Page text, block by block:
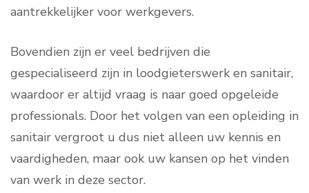
aantrekkelijker voor werkgevers.
Bovendien zijn er veel bedrijven die
gespecialiseerd zijn in loodgieterswerk en sanitair,
waardoor er altijd vraag is naar goed opgeleide
professionals. Door het volgen van een opleiding in
sanitair vergroot u dus niet alleen uw kennis en
vaardigheden, maar ook uw kansen op het vinden
van werk in deze sector.